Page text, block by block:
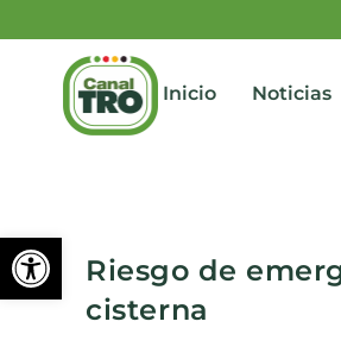
Abrir barra de
Inicio Noticias
Riesgo de
cisterna